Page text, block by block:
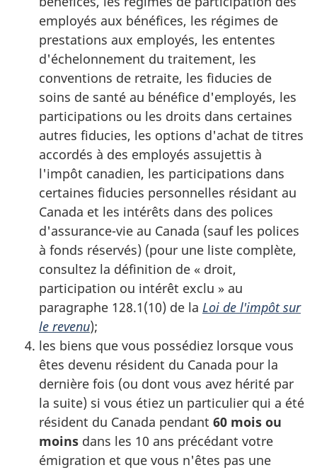
employés aux bénéfices, les régimes de
prestations aux employés, les ententes
d'échelonnement du traitement, les
conventions de retraite, les fiducies de
soins de santé au bénéfice d'employés, les
participations ou les droits dans certaines
autres fiducies, les options d'achat de titres
accordés à des employés assujettis à
l'impôt canadien, les participations dans
certaines fiducies personnelles résidant au
Canada et les intérêts dans des polices
d'assurance-vie au Canada (sauf les polices
à fonds réservés) (pour une liste complète,
consultez la définition de « droit,
participation ou intérêt exclu » au
paragraphe 128.1(10) de la Loi de l'impôt sur
le revenu);
les biens que vous possédiez lorsque vous
êtes devenu résident du Canada pour la
dernière fois (ou dont vous avez hérité par
la suite) si vous étiez un particulier qui a été
résident du Canada pendant 60 mois ou
moins dans les 10 ans précédant votre
émigration et que vous n'êtes pas une